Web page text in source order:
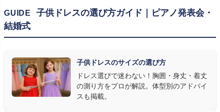
② 舞台で映える色・楽器に合うデザインを選ぶ
発表会の舞台は照明が強く、客席からは意外と色味が飛んで見え
ます。ネイビー・ブラック・深みのあるジュエルカラーはホールの照
す。またピアノ演奏なら落ち着いたシックなトーン、バイオリンやソ
ロ演奏なら華やかで視線を集めるデザイン、合唱やアンサンブル
なら衣装同士が調和するクラシカルな色合い、と演目に合わせた
GUIDE
子供ドレスの選び方ガイド｜ピアノ発表会・
結婚式
子供ドレスのサイズの選び方
ドレス選びで迷わない！胸囲・身丈・着丈
の測り方をプロが解説。体型別のアドバイ
スも掲載。